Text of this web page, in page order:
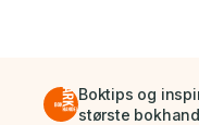
Boktips og
største